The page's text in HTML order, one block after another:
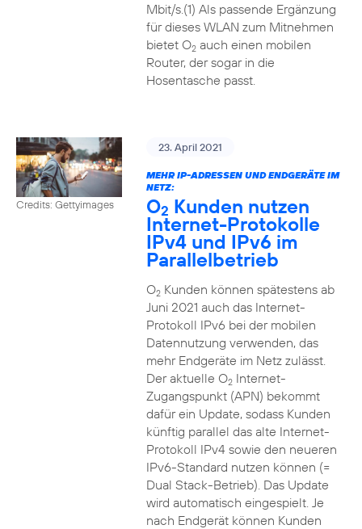
Mbit/s.(1) Als passende Ergänzung
für dieses WLAN zum Mitnehmen
bietet O2auch einen mobilen
Router, der sogar in die
Hosentasche passt.
Credits: Gettyimages
23. April 2021
MEHR IP-ADRESSEN UND ENDGERÄTE IM
NETZ:
O2 Kunden nutzen
Internet-Protokolle
IPv4 und IPv6 im
Parallelbetrieb
O2Kunden können spätestens ab
Juni 2021 auch das Internet-
Protokoll IPv6 bei der mobilen
Datennutzung verwenden, das
mehr Endgeräte im Netz zulässt.
Der aktuelle O2Internet-
Zugangspunkt (APN) bekommt
dafür ein Update, sodass Kunden
künftig parallel das alte Internet-
Protokoll IPv4 sowie den neueren
IPv6-Standard nutzen können (=
Dual Stack-Betrieb). Das Update
wird automatisch eingespielt. Je
nach Endgerät können Kunden